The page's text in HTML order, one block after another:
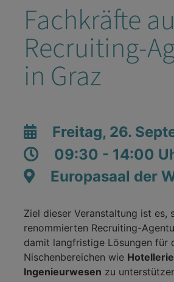
Fachkräfte
Recruiting-
in Graz
Freitag, 26.
09:30 - 14:00
Europasaal der
Ziel dieser Veranstaltung ist es,
renommierten Recruiting-
damit langfristige Lösungen für
Nischenbereichen wie
Ingenieurwesen zu